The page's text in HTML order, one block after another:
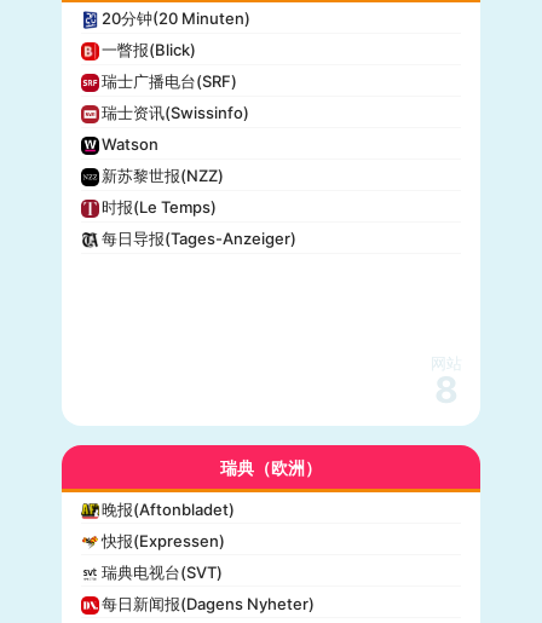
20分钟(20 Minuten)
一瞥报(Blick)
瑞士广播电台(SRF)
瑞士资讯(Swissinfo)
Watson
新苏黎世报(NZZ)
时报(Le Temps)
每日导报(Tages-Anzeiger)
网站
8
瑞典（欧洲）
晚报(Aftonbladet)
快报(Expressen)
瑞典电视台(SVT)
每日新闻报(Dagens Nyheter)